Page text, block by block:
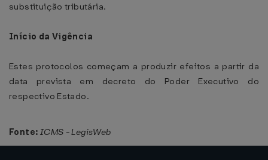
substituição tributária.
Início da Vigência
Estes protocolos começam a produzir efeitos a partir da
data prevista em decreto do Poder Executivo do
respectivo Estado.
Fonte: ICMS - LegisWeb